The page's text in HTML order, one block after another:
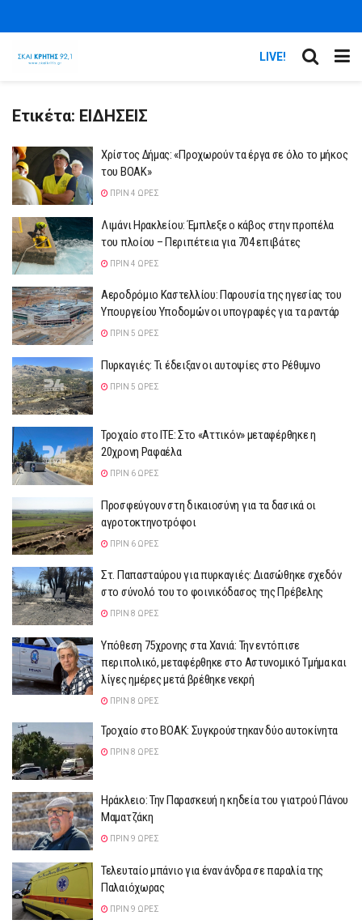
LIVE!
Ετικέτα: ΕΙΔΗΣΕΙΣ
Χρίστος Δήμας: «Προχωρούν τα έργα σε όλο το μήκος
του ΒΟΑΚ»
ΠΡΙΝ 4 ΏΡΕΣ
Λιμάνι Ηρακλείου: Έμπλεξε ο κάβος στην προπέλα
του πλοίου – Περιπέτεια για 704 επιβάτες
ΠΡΙΝ 4 ΏΡΕΣ
Αεροδρόμιο Καστελλίου: Παρουσία της ηγεσίας του
Υπουργείου Υποδομών οι υπογραφές για τα ραντάρ
ΠΡΙΝ 5 ΏΡΕΣ
Πυρκαγιές: Τι έδειξαν οι αυτοψίες στο Ρέθυμνο
ΠΡΙΝ 5 ΏΡΕΣ
Τροχαίο στο ΙΤΕ: Στο «Αττικόν» μεταφέρθηκε η
20χρονη Ραφαέλα
ΠΡΙΝ 6 ΏΡΕΣ
Προσφεύγουν στη δικαιοσύνη για τα δασικά οι
αγροτοκτηνοτρόφοι
ΠΡΙΝ 6 ΏΡΕΣ
Στ. Παπασταύρου για πυρκαγιές: Διασώθηκε σχεδόν
στο σύνολό του το φοινικόδασος της Πρέβελης
ΠΡΙΝ 8 ΏΡΕΣ
Υπόθεση 75χρονης στα Χανιά: Την εντόπισε
περιπολικό, μεταφέρθηκε στο Αστυνομικό Τμήμα και
λίγες ημέρες μετά βρέθηκε νεκρή
ΠΡΙΝ 8 ΏΡΕΣ
Τροχαίο στο ΒΟΑΚ: Συγκρούστηκαν δύο αυτοκίνητα
ΠΡΙΝ 8 ΏΡΕΣ
Ηράκλειο: Την Παρασκευή η κηδεία του γιατρού Πάνου
Μαματζάκη
ΠΡΙΝ 9 ΏΡΕΣ
Τελευταίο μπάνιο για έναν άνδρα σε παραλία της
Παλαιόχωρας
ΠΡΙΝ 9 ΏΡΕΣ